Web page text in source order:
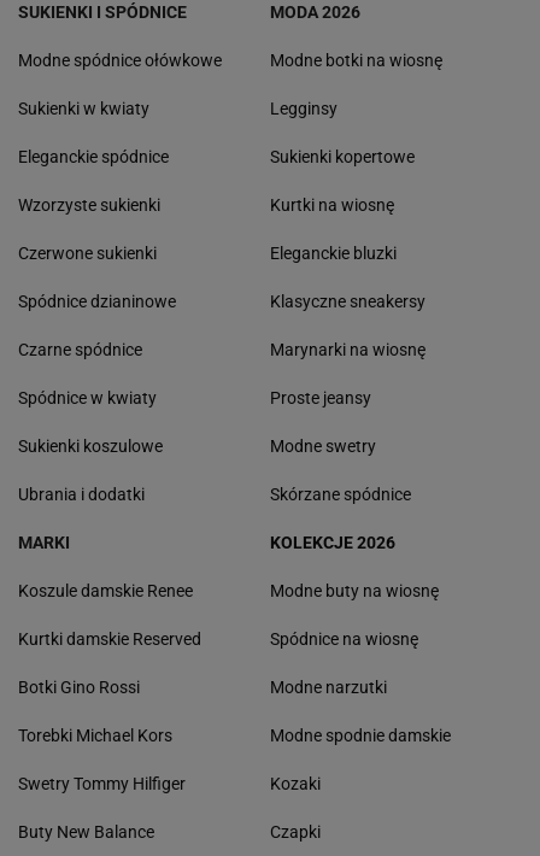
SUKIENKI I SPÓDNICE
Modne spódnice ołówkowe
Sukienki w kwiaty
Eleganckie spódnice
Wzorzyste sukienki
Czerwone sukienki
Spódnice dzianinowe
Czarne spódnice
Spódnice w kwiaty
Sukienki koszulowe
Ubrania i dodatki
MODA 2026
Modne botki na wiosnę
Legginsy
Sukienki kopertowe
Kurtki na wiosnę
Eleganckie bluzki
Klasyczne sneakersy
Marynarki na wiosnę
Proste jeansy
Modne swetry
Skórzane spódnice
MARKI
Koszule damskie Renee
Kurtki damskie Reserved
Botki Gino Rossi
Torebki Michael Kors
Swetry Tommy Hilfiger
Buty New Balance
KOLEKCJE 2026
Modne buty na wiosnę
Spódnice na wiosnę
Modne narzutki
Modne spodnie damskie
Kozaki
Czapki